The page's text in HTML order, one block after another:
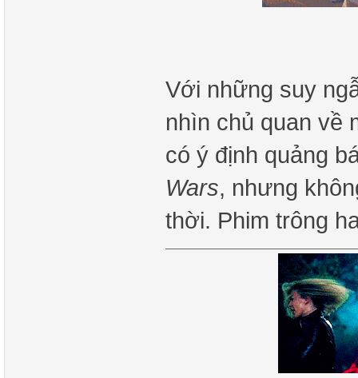
Với những suy
nhìn chủ quan về
có ý định quảng
Wars, nhưng
thời. Phim trông